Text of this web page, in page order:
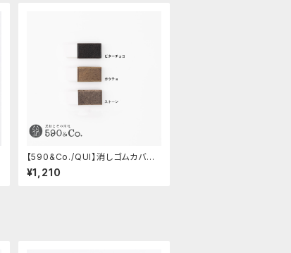
【590&Co./QUI】消しゴムカバー
S・クードゥー
¥1,210